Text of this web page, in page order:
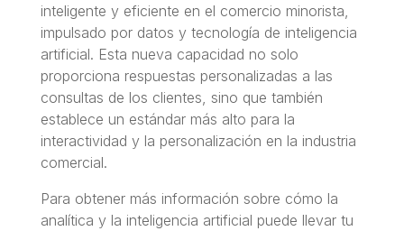
inteligente y eficiente en el comercio minorista,
impulsado por datos y tecnología de inteligencia
artificial. Esta nueva capacidad no solo
proporciona respuestas personalizadas a las
consultas de los clientes, sino que también
establece un estándar más alto para la
interactividad y la personalización en la industria
comercial.
Para obtener más información sobre cómo la
analítica y la inteligencia artificial puede llevar tu